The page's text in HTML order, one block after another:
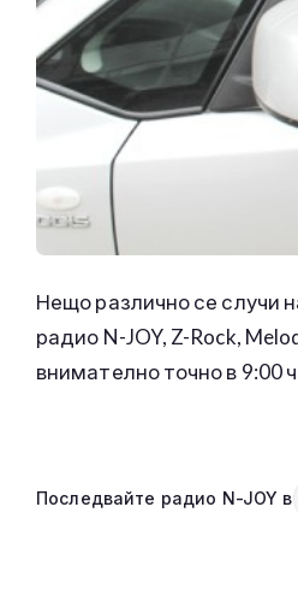
Нещо различно се случи
радио N-JOY, Z-Rock,
внимателно точно в 9:00
Последвайте радио N-JOY в